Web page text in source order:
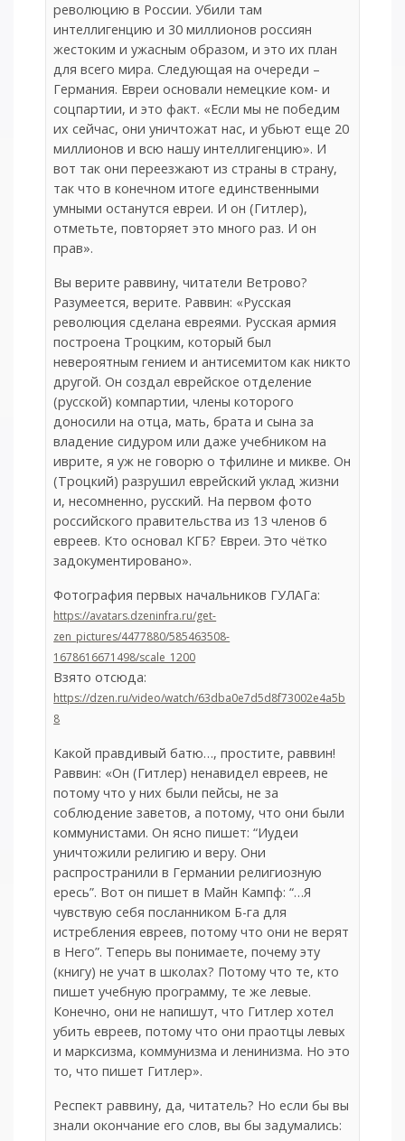
революцию в России. Убили там
интеллигенцию и 30 миллионов россиян
жестоким и ужасным образом, и это их план
для всего мира. Следующая на очереди –
Германия. Евреи основали немецкие ком- и
соцпартии, и это факт. «Если мы не победим
их сейчас, они уничтожат нас, и убьют еще 20
миллионов и всю нашу интеллигенцию». И
вот так они переезжают из страны в страну,
так что в конечном итоге единственными
умными останутся евреи. И он (Гитлер),
отметьте, повторяет это много раз. И он
прав».
Вы верите раввину, читатели Ветрово?
Разумеется, верите. Раввин: «Русская
революция сделана евреями. Русская армия
построена Троцким, который был
невероятным гением и антисемитом как никто
другой. Он создал еврейское отделение
(русской) компартии, члены которого
доносили на отца, мать, брата и сына за
владение сидуром или даже учебником на
иврите, я уж не говорю о тфилине и микве. Он
(Троцкий) разрушил еврейский уклад жизни
и, несомненно, русский. На первом фото
российского правительства из 13 членов 6
евреев. Кто основал КГБ? Евреи. Это чётко
задокументировано».
Фотография первых начальников ГУЛАГа:
https://avatars.dzeninfra.ru/get-
zen_pictures/4477880/585463508-
1678616671498/scale_1200
Взято отсюда:
https://dzen.ru/video/watch/63dba0e7d5d8f73002e4a5b
8
Какой правдивый батю…, простите, раввин!
Раввин: «Он (Гитлер) ненавидел евреев, не
потому что у них были пейсы, не за
соблюдение заветов, а потому, что они были
коммунистами. Он ясно пишет: “Иудеи
уничтожили религию и веру. Они
распространили в Германии религиозную
ересь”. Вот он пишет в Майн Кампф: “…Я
чувствую себя посланником Б-га для
истребления евреев, потому что они не верят
в Него”. Теперь вы понимаете, почему эту
(книгу) не учат в школах? Потому что те, кто
пишет учебную программу, те же левые.
Конечно, они не напишут, что Гитлер хотел
убить евреев, потому что они праотцы левых
и марксизма, коммунизма и ленинизма. Но это
то, что пишет Гитлер».
Респект раввину, да, читатель? Но если бы вы
знали окончание его слов, вы бы задумались: